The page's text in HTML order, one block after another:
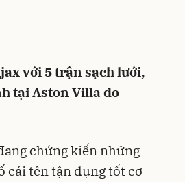
với 5 trận sạch lưới,
tại Aston Villa do
chứng kiến những
cái tên tận dụng tốt cơ